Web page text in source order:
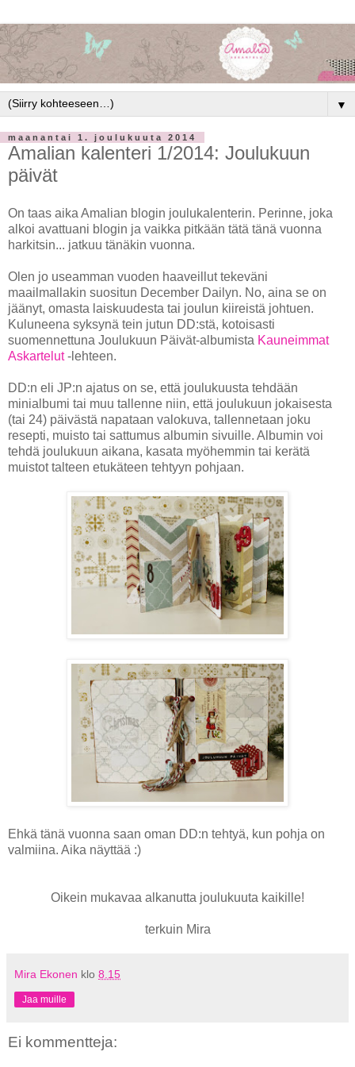
▼
maanantai 1. joulukuuta 2014
Amalian kalenteri 1/2014: Joulukuun
päivät
On taas aika Amalian blogin joulukalenterin. Perinne, joka
alkoi avattuani blogin ja vaikka pitkään tätä tänä vuonna
harkitsin... jatkuu tänäkin vuonna.
Olen jo useamman vuoden haaveillut tekeväni
maailmallakin suositun December Dailyn. No, aina se on
jäänyt, omasta laiskuudesta tai joulun kiireistä johtuen.
Kuluneena syksynä tein jutun DD:stä, kotoisasti
suomennettuna Joulukuun Päivät-albumista Kauneimmat
Askartelut-lehteen.
DD:n eli JP:n ajatus on se, että joulukuusta tehdään
minialbumi tai muu tallenne niin, että joulukuun jokaisesta
(tai 24) päivästä napataan valokuva, tallennetaan joku
resepti, muisto tai sattumus albumin sivuille. Albumin voi
tehdä joulukuun aikana, kasata myöhemmin tai kerätä
muistot talteen etukäteen tehtyyn pohjaan.
Ehkä tänä vuonna saan oman DD:n tehtyä, kun pohja on
valmiina. Aika näyttää :)
Oikein mukavaa alkanutta joulukuuta kaikille!
terkuin Mira
Mira Ekonen klo 8.15
Jaa muille
Ei kommentteja: